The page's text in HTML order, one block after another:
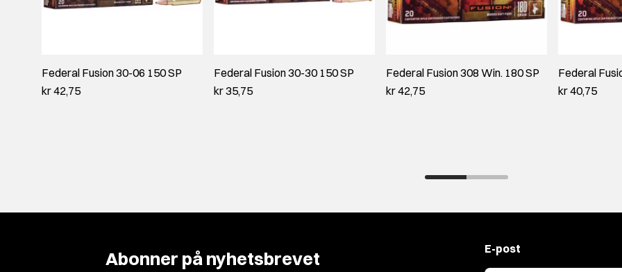
Federal Fusion 30-06 150 SP
kr 42,75
Federal Fusion 30-30 150 SP
kr 35,75
Federal Fusion 308 Win. 180 SP
kr 42,75
Federal
kr 40,75
Abonner på nyhetsbrevet E-post